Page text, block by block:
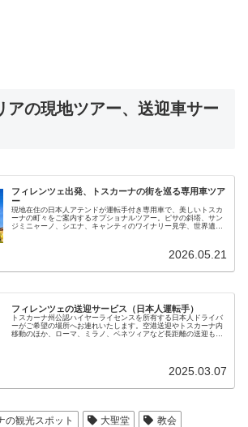
アの現地ツアー、送迎車サー
フィレンツェ出発、トスカーナの街を巡る専用車ツア
ー
現地在住の日本人アテンドが運転手付き専用車で、美しいトスカ
ーナの町々をご案内するオプショナルツアー。ピサの斜塔、サン
ジミニャーノ、シエナ、キャンティのワイナリー見学、世界遺産
2026.05.21
フィレンツェの送迎サービス（日本人運転手）
トスカーナ州公認ハイヤーライセンスを所有する日本人ドライバ
ーがご希望の場所へお連れいたします。空港送迎やトスカーナ内
移動のほか、ローマ、ミラノ、ベネツィアなど長距離の送迎も可
2025.03.07
の観光スポット 大聖堂
教会